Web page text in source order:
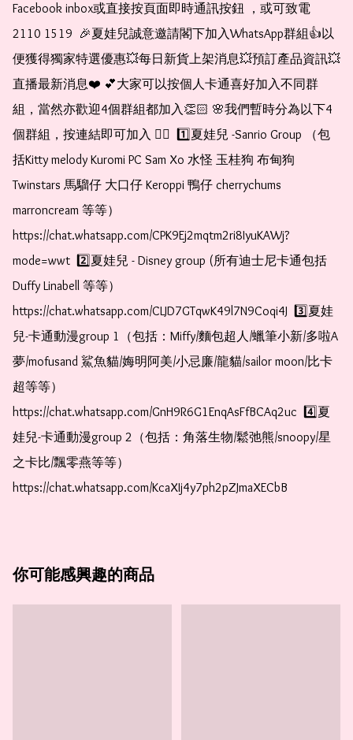
Facebook inbox或直接按頁面即時通訊按鈕 ，或可致電
2110 1519  🎉夏娃兒誠意邀請閣下加入WhatsApp群組👍以
便獲得獨家特選優惠💥每日新貨上架消息💥預訂產品資訊💥
直播最新消息❤️ 💕大家可以按個人卡通喜好加入不同群
組，當然亦歡迎4個群組都加入👏🏻 🌸我們暫時分為以下4
個群組，按連結即可加入 👇🏻  1️⃣夏娃兒 -Sanrio Group （包
括Kitty melody Kuromi PC Sam Xo 水怪 玉桂狗 布甸狗
Twinstars 馬騮仔 大口仔 Keroppi 鴨仔 cherrychums
marroncream 等等）
https://chat.whatsapp.com/CPK9Ej2mqtm2ri8IyuKAWj?
mode=wwt  2️⃣夏娃兒 - Disney group (所有迪士尼卡通包括
Duffy Linabell 等等）
https://chat.whatsapp.com/CLJD7GTqwK49l7N9Coqi4J  3️⃣夏娃
兒-卡通動漫group 1（包括：Miffy/麵包超人/蠟筆小新/多啦A
夢/mofusand 鯊魚貓/娒明阿美/小忌廉/龍貓/sailor moon/比卡
超等等）
https://chat.whatsapp.com/GnH9R6G1EnqAsFfBCAq2uc  4️⃣夏
娃兒-卡通動漫group 2（包括：角落生物/鬆弛熊/snoopy/星
之卡比/飄零燕等等）
https://chat.whatsapp.com/KcaXIj4y7ph2pZJmaXECbB
你可能感興趣的商品